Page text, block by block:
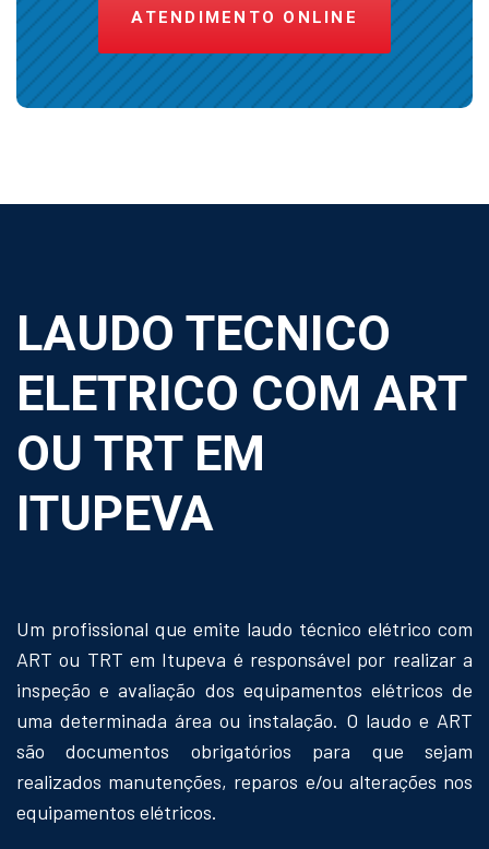
ATENDIMENTO ONLINE
LAUDO TECNICO
ELETRICO COM ART
OU TRT EM
ITUPEVA
Um profissional que emite laudo técnico elétrico com
ART ou TRT em Itupeva é responsável por realizar a
inspeção e avaliação dos equipamentos elétricos de
uma determinada área ou instalação. O laudo e ART
são documentos obrigatórios para que sejam
realizados manutenções, reparos e/ou alterações nos
equipamentos elétricos.